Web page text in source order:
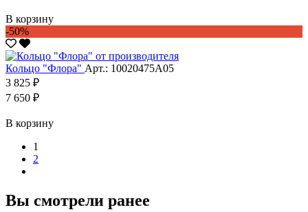
В корзину
-50%
Кольцо "Флора" Арт.: 10020475А05
3 825 ₽
7 650 ₽
В корзину
1
2
Вы смотрели ранее